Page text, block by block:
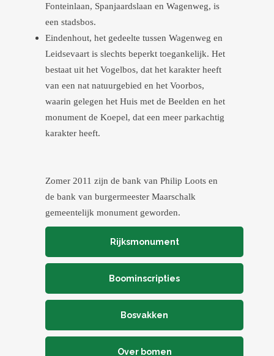
Fonteinlaan, Spanjaardslaan en Wagenweg, is
een stadsbos.
Eindenhout, het gedeelte tussen Wagenweg en
Leidsevaart is slechts beperkt toegankelijk. Het
bestaat uit het Vogelbos, dat het karakter heeft
van een nat natuurgebied en het Voorbos,
waarin gelegen het Huis met de Beelden en het
monument de Koepel, dat een meer parkachtig
karakter heeft.
Zomer 2011 zijn de bank van Philip Loots en
de bank van burgermeester Maarschalk
gemeentelijk monument geworden.
Rijksmonument
Boominscripties
Bosvakken
Over bomen